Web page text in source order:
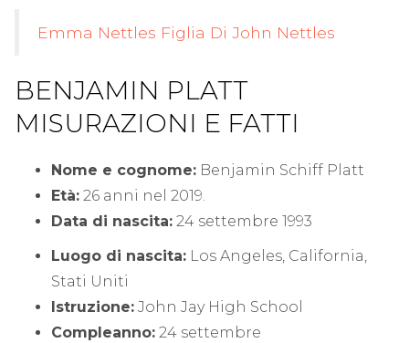
Emma Nettles Figlia Di John Nettles
BENJAMIN PLATT
MISURAZIONI E FATTI
Nome e cognome: Benjamin Schiff Platt
Età: 26 anni nel 2019.
Data di nascita: 24 settembre 1993
Luogo di nascita: Los Angeles, California,
Stati Uniti
Istruzione: John Jay High School
Compleanno: 24 settembre